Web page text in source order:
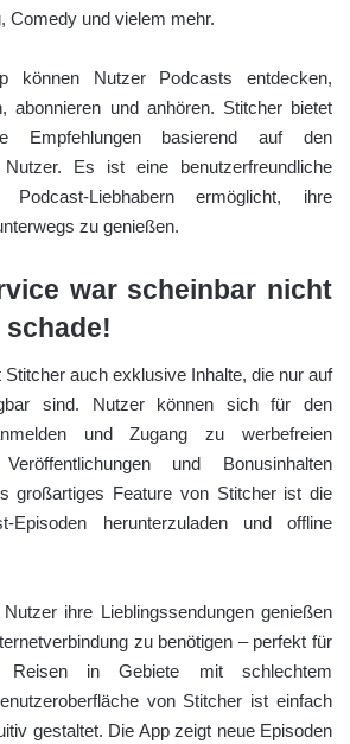
Comedy und vielem mehr.
können Nutzer Podcasts entdecken,
abonnieren und anhören. Stitcher bietet
Empfehlungen basierend auf den
Es ist eine benutzerfreundliche
Liebhabern ermöglicht, ihre
zu genießen.
war scheinbar nicht
Stitcher auch exklusive Inhalte, die nur auf
sind. Nutzer können sich für den
und Zugang zu werbefreien
und Bonusinhalten
großartiges Feature von Stitcher ist die
Episoden herunterzuladen und offline
ihre Lieblingssendungen genießen
zu benötigen – perfekt für
in Gebiete mit schlechtem
von Stitcher ist einfach
gestaltet. Die App zeigt neue Episoden